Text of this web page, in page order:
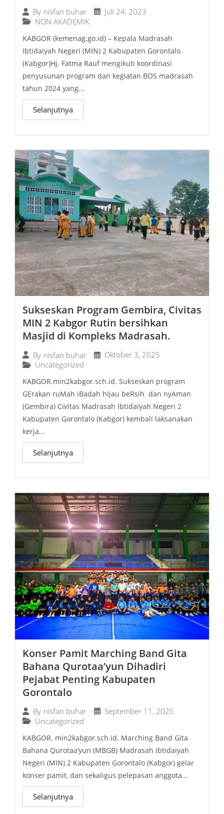
By nisfan buhar
Juli 24, 2023
NON AKADEMIK
KABGOR (kemenag.go.id) – Kepala Madrasah
Ibtidaiyah Negeri (MIN) 2 Kabupaten Gorontalo
(Kabgor)Hj. Fatma Rauf mengikuti koordinasi
penyusunan program dan kegiatan BOS madrasah
tahun 2024 yang...
Selanjutnya
Sukseskan Program Gembira, Civitas
MIN 2 Kabgor Rutin bersihkan
Masjid di Kompleks Madrasah.
By nisfan buhar
Oktober 3, 2025
Uncategorized
KABGOR.min2kabgor.sch.id. Sukseskan program
GErakan ruMah iBadah hIjau beRsih dan nyAman
(Gembira) Civitas Madrasah Ibtidaiyah Negeri 2
Kabupaten Gorontalo (Kabgor) kembali laksanakan
kerja...
Selanjutnya
Konser Pamit Marching Band Gita
Bahana Qurotaa’yun Dihadiri
Pejabat Penting Kabupaten
Gorontalo
By nisfan buhar
September 11, 2025
Uncategorized
KABGOR. min2kabgor.sch.id. Marching Band Gita
Bahana Qurotaa’yun (MBGB) Madrasah Ibtidaiyah
Negeri (MIN) 2 Kabupaten Gorontalo (Kabgor) gelar
konser pamit, dan sekaligus pelepasan anggota...
Selanjutnya